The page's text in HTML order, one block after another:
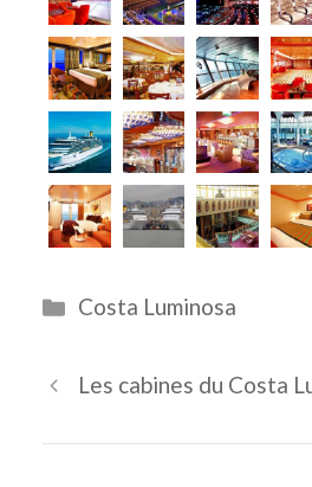
Catégories
Costa Luminosa
Les cabines du Costa